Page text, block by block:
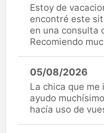
Estoy de
encontré este
en una consulta
Recomiendo
05/08/2026
La chica que
ayudo
hacía uso de